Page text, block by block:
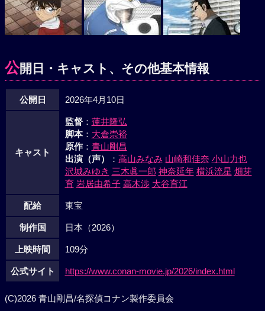
公開日・キャスト、その他基本情報
公開日 2026年4月10日
キャスト
監督： 蓮井隆弘
脚本： 大倉崇裕
原作： 青山剛昌
出演（声）
： 高山みなみ 山崎和佳奈 小山力也
沢城みゆき 三木眞一郎 神奈延年 横浜流星 畑芽
育 岩居由希子 高木渉 大谷育江
配給 東宝
制作国 日本（2026）
上映時間 109分
公式サイト https://www.conan-movie.jp/2026/index.html
(C)2026 青山剛昌/名探偵コナン製作委員会